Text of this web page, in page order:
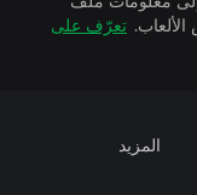
تعرّف على
المزيد